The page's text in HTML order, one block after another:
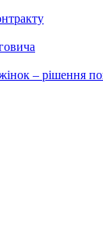
– рішення